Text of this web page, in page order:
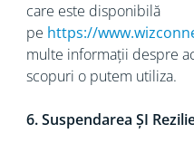
care este disponibilă
pe https://
multe informații despre
scopuri o putem utiliza.
6. Suspendarea ȘI